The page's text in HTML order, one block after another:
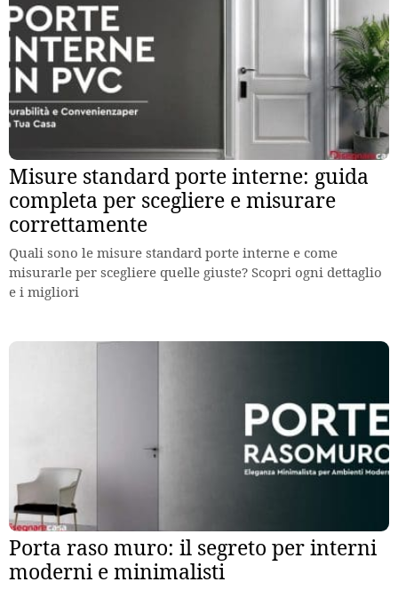
Misure standard porte interne: guida
completa per scegliere e misurare
correttamente
Quali sono le misure standard porte interne e come
misurarle per scegliere quelle giuste? Scopri ogni dettaglio
e i migliori
Porta raso muro: il segreto per interni
moderni e minimalisti